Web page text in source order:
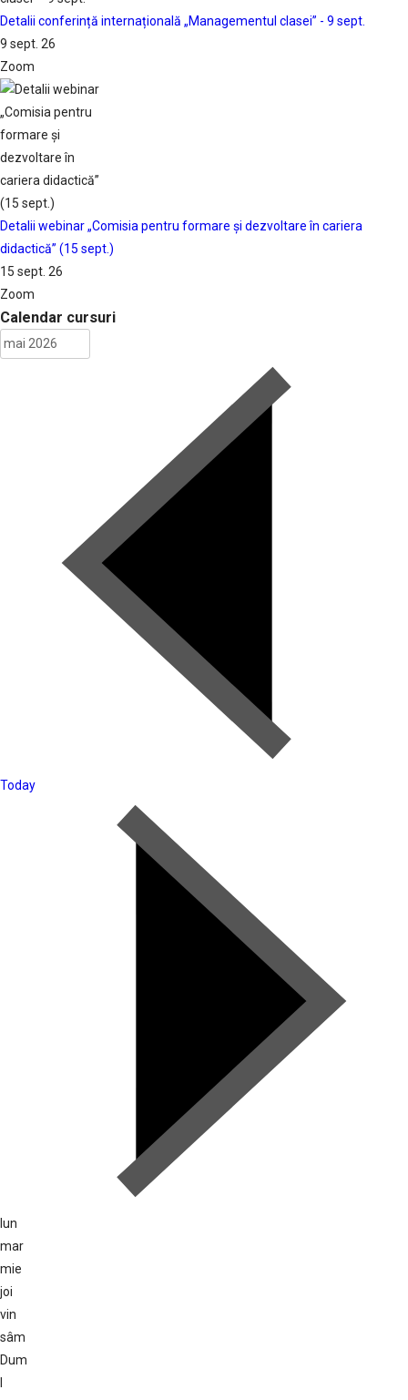
Detalii conferință internațională „Managementul clasei” - 9 sept.
9 sept. 26
Zoom
Detalii webinar „Comisia pentru formare și dezvoltare în cariera
didactică” (15 sept.)
15 sept. 26
Zoom
Calendar cursuri
Today
lun
mar
mie
joi
vin
sâm
Dum